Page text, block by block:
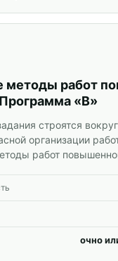
методы работ
«В»
строятся
организации
работ
очно